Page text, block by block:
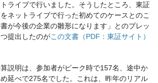
ライブで行いました。そうしたところ、東証
ネットライブで行った初めてのケースとのこ
が今後の企業の雛形になります」とのプレッ
提出したのがこの文書（PDF：東証サイト）
説明は、参加者がピーク時で157名、途中か
延べで275名でした。これは、昨年のリアル